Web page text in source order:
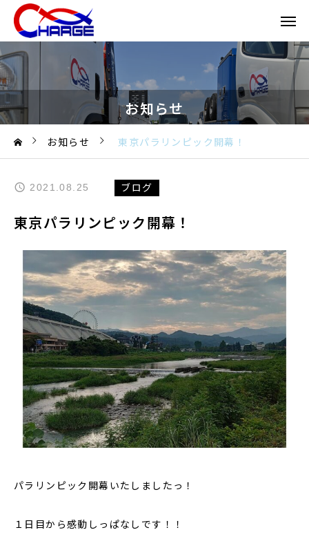
お知らせ
お知らせ 東京パラリンピック開幕！
2021.08.25 ブログ
東京パラリンピック開幕！
パラリンピック開幕いたしましたっ！
１日目から感動しっぱなしです！！